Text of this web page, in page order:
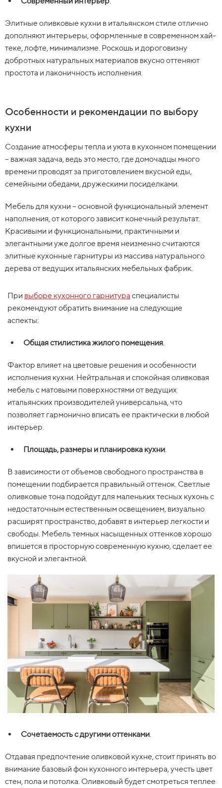
Элитные оливковые кухни в итальянском стиле отлично
дополняют интерьеры, оформленные в современном хай-
теке, лофте, минимализме. Роскошь и дороговизну
добротных натуральных материалов вкусно оттеняют
простота и лаконичность исполнения.
Особенности и рекомендации по выбору
кухни
Создание атмосферы тепла и уюта в кухонном помещении
– важная задача, ведь это место, где домочадцы много
времени проводят за приготовлением вкусной еды,
семейными обедами, дружескими посиделками.
Мебель для кухни – основной функциональный элемент
наполнения, от которого зависит конечный результат.
Красивыми и функциональными, практичными и
элегантными уже долгое время неизменно считаются
элитные кухонные гарнитуры из массива натурального
дерева от ведущих итальянских мебельных фабрик.
При выборе кухонного гарнитура специалисты
рекомендуют обратить внимание на следующие
аспекты:
Общая стилистика жилого помещения.
Фактор влияет на цветовые решения и особенности
исполнения кухни. Нейтральная и спокойная оливковая
мебель с матовыми поверхностями от ведущих
итальянских производителей универсальна, что
позволяет гармонично вписать ее практически в любой
интерьер.
Площадь, размеры и планировка кухни.
В зависимости от объемов свободного пространства в
помещении подбирается правильный оттенок. Светлые
оливковые тона подойдут для маленьких тесных кухонь с
недостаточным естественным освещением, визуально
расширят пространство, добавят в интерьер легкости и
свободы. Мебель темных насыщенных оттенков хорошо
впишется в просторную современную кухню, сделает ее
вкусной и элегантной.
Сочетаемость с другими оттенками.
Отдавая предпочтение оливковой кухне, стоит принять во
внимание базовый фон кухонного интерьера, учесть цвет
стен, пола и потолка. Оливковый будет смотреться теплее